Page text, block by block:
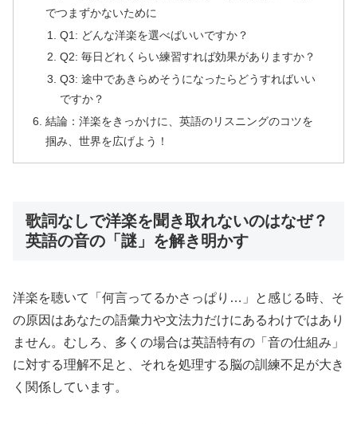
でつまずかないために
Q1: どんな洋楽を選べばいいですか？
Q2: 毎日どれくらい練習すれば効果がありますか？
Q3: 途中であきらめそうになったらどうすればいい
ですか？
結論：洋楽をきっかけに、英語のリスニングのコツを
掴み、世界を広げよう！
歌詞なしで洋楽を聞き取れないのはなぜ？
英語の音の「謎」を解き明かす
洋楽を聴いて「何言ってるかさっぱり…」と感じる時、そ
の原因はあなたの語彙力や文法力だけにあるわけではあり
ません。むしろ、多くの場合は英語特有の「音の仕組み」
に対する理解不足と、それを処理する脳の訓練不足が大き
く関係しています。